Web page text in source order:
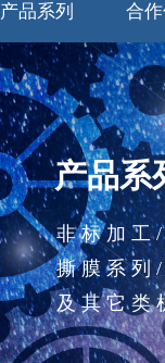
产品系列 合
产品系
非标加工
撕膜系列
及其它类